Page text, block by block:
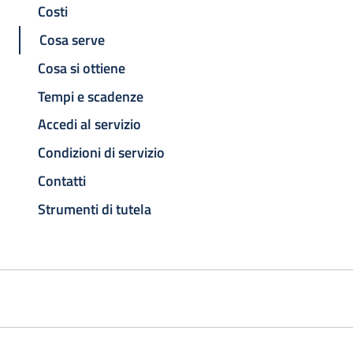
Costi
Cosa serve
Cosa si ottiene
Tempi e scadenze
Accedi al servizio
Condizioni di servizio
Contatti
Strumenti di tutela